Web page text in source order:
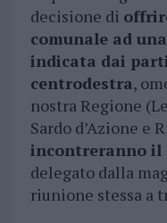
decisione di
comunale ad
indicata dai
centrodestra,
nostra Regione
Sardo d’Azione e
incontreranno il
delegato dalla
riunione stessa a